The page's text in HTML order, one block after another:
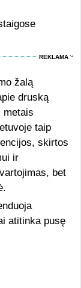
REKLAMA
žalą
druską
taip
skirtos
ir
bet
atitinka pusę